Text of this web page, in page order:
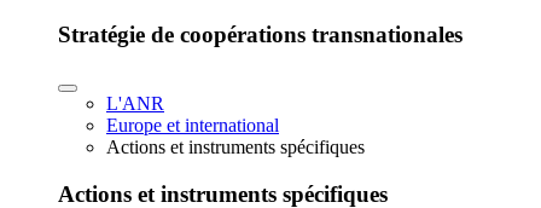
Stratégie de coopérations transnationales
L'ANR
Europe et international
Actions et instruments spécifiques
Actions et instruments spécifiques